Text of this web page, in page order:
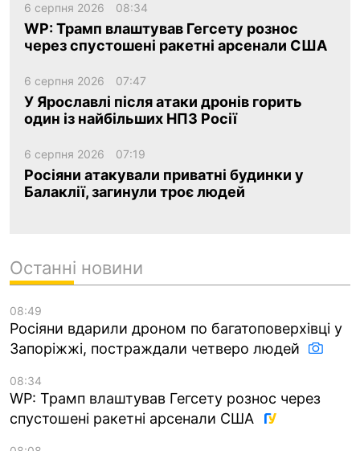
6 серпня 2026 08:34
WP: Трамп влаштував Гегсету рознос
через спустошені ракетні арсенали США
6 серпня 2026 07:47
У Ярославлі після атаки дронів горить
один із найбільших НПЗ Росії
6 серпня 2026 07:19
Росіяни атакували приватні будинки у
Балаклії, загинули троє людей
Останні новини
08:49
Росіяни вдарили дроном по багатоповерхівці у
Запоріжжі, постраждали четверо людей
08:34
WP: Трамп влаштував Гегсету рознос через
спустошені ракетні арсенали США